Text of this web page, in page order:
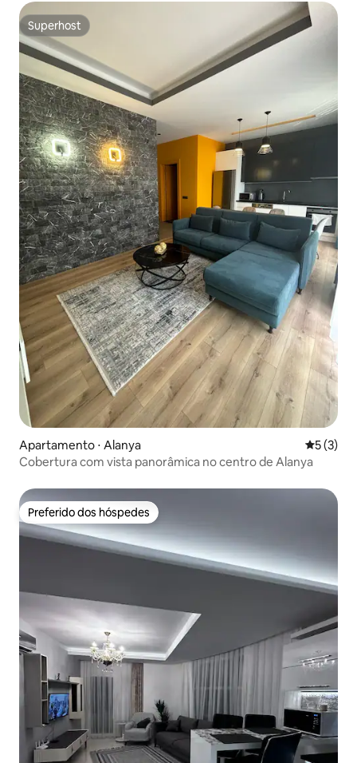
Superhost
Superhost
Apartamento ⋅ Alanya 5 de
5 (3)
Cobertura com vista panorâmica no centro de Alanya
Preferido dos hóspedes
Preferido dos hóspedes